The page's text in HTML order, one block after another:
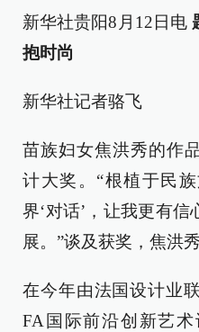
新华社贵阳8月12日电
抱时尚
新华社记者骆飞
苗族妇女焦洪秀的作
计大奖。“根植于民
界‘对话’，让我更有
展。”谈及获奖，焦洪
在今年由法国设计业
FA国际前沿创新艺术